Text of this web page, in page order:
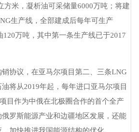
大型液化天然气工程。项目的天然气
方米，凝析油可采储量6000万吨；将建
生产线，全部建成后每年可生产
万吨，其中第一条生产线已于2017
议，在亚马尔项目第二、三条LNG
将从2019年起，每年进口亚马尔项目
目作为中俄在北极圈合作的首个全产